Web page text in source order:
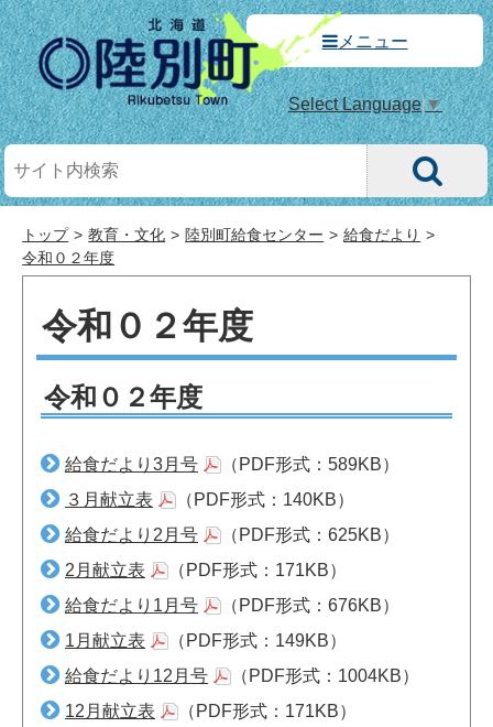
メニュー
Select Language▼
トップ 教育・文化 陸別町給食センター
給食だより
令和０２年度
令和０２年度
令和０２年度
給食だより3月号
（PDF形式：589KB）
３月献立表
（PDF形式：140KB）
給食だより2月号
（PDF形式：625KB）
2月献立表
（PDF形式：171KB）
給食だより1月号
（PDF形式：676KB）
1月献立表
（PDF形式：149KB）
給食だより12月号
（PDF形式：1004KB）
12月献立表
（PDF形式：171KB）